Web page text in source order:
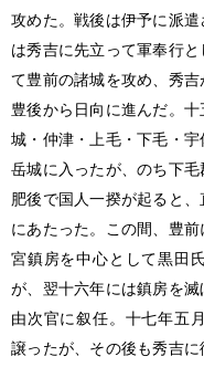
攻めた。戦後は伊予に派
は秀吉に先立って軍奉行
て豊前の諸城を攻め、秀
豊後から日向に進んだ。
城・仲津・上毛・下毛・
岳城に入ったが、のち下毛
肥後で国人一揆が起ると
にあたった。この間、豊
宮鎮房を中心として黒田
が、翌十六年には鎮房を
由次官に叙任。十七年五
譲ったが、その後も秀吉